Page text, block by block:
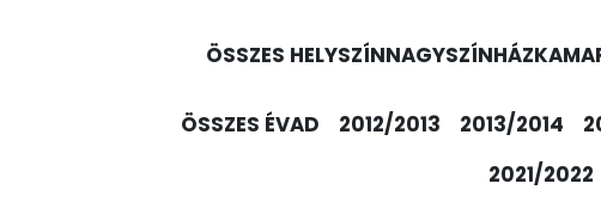
ÖSSZES HELYSZÍNNAGYSZÍNHÁZ
ÖSSZES ÉVAD 2012/2013 2013/2014
2021/2022